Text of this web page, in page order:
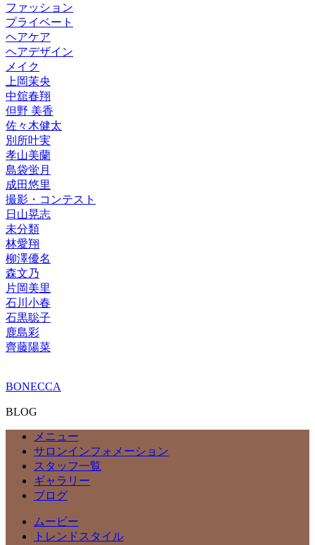
ファッション
プライベート
ヘアケア
ヘアデザイン
メイク
上岡茉央
中舘春翔
但野 美香
佐々木健太
別所叶実
孝山美蘭
島袋蛍月
成田悠里
撮影・コンテスト
日山晃志
未分類
林愛翔
柳澤優名
森文乃
片岡美里
石川小春
石黒聡子
鹿島彩
齊藤陽菜
BONECCA
BLOG
メニュー
サロンインフォメーション
スタッフ一覧
ギャラリー
ブログ
ムービー
トレンドスタイル